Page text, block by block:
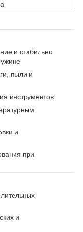
и стабильно
пыли и
инструментов
и
при
и